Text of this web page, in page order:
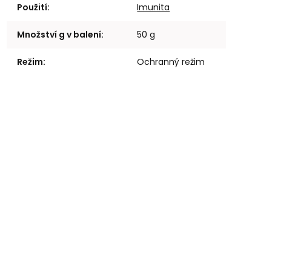
Použití: Imunita
Množství g v balení: 50 g
Režim: Ochranný režim